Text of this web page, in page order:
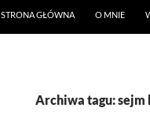
STRONA GŁÓWNA O MNIE
Archiwa tagu: